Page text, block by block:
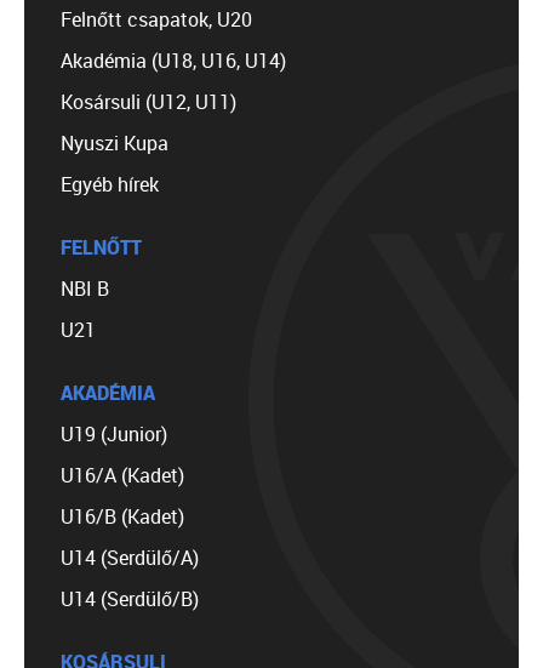
Felnőtt csapatok, U20
Akadémia (U18, U16, U14)
Kosársuli (U12, U11)
Nyuszi Kupa
Egyéb hírek
FELNŐTT
NBI B
U21
AKADÉMIA
U19 (Junior)
U16/A (Kadet)
U16/B (Kadet)
U14 (Serdülő/A)
U14 (Serdülő/B)
KOSÁRSULI